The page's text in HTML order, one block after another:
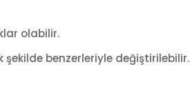
olabilir.
benzerleriyle değiştirilebilir.